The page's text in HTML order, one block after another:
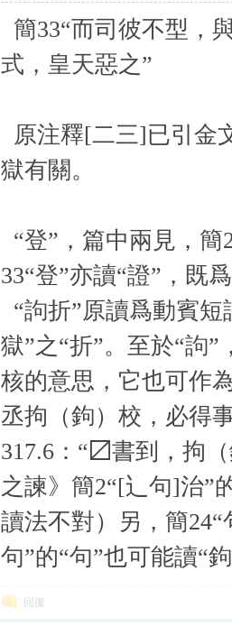
簡33“而司彼不型，
式，皇天惡之”
原注釋[二三]已引金
獄有關。
“登”，篇中兩見，簡
33“登”亦讀“證”，既
“訽折”原讀爲動賓
獄”之“折”。至於“訽
核的意思，它也可作
丞拘（鉤）校，必得
317.6：“〼書到，拘
之諫》簡2“[辶句]治”
讀法不對）另，簡
句”的“句”也可能讀“
回復